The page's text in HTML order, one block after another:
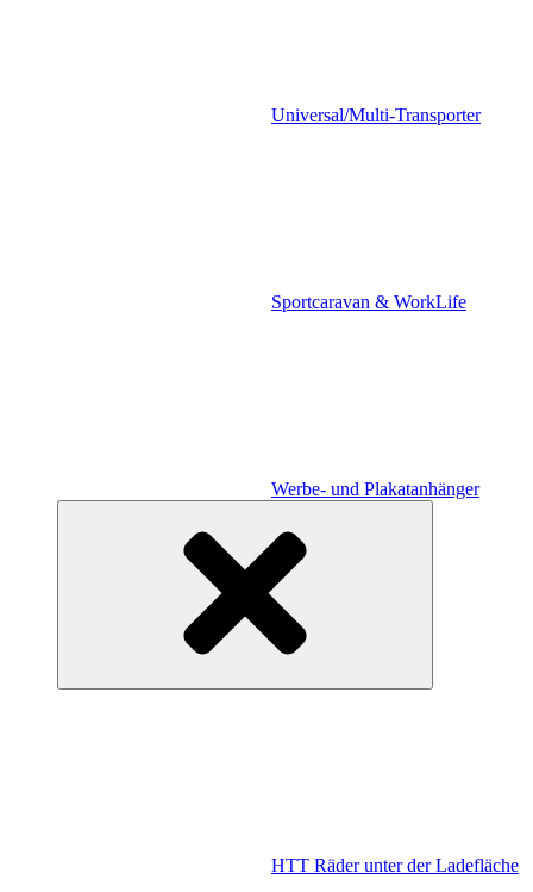
Universal/Multi-Transporter
Sportcaravan & WorkLife
Werbe- und Plakatanhänger
HTT Räder unter der Ladefläche